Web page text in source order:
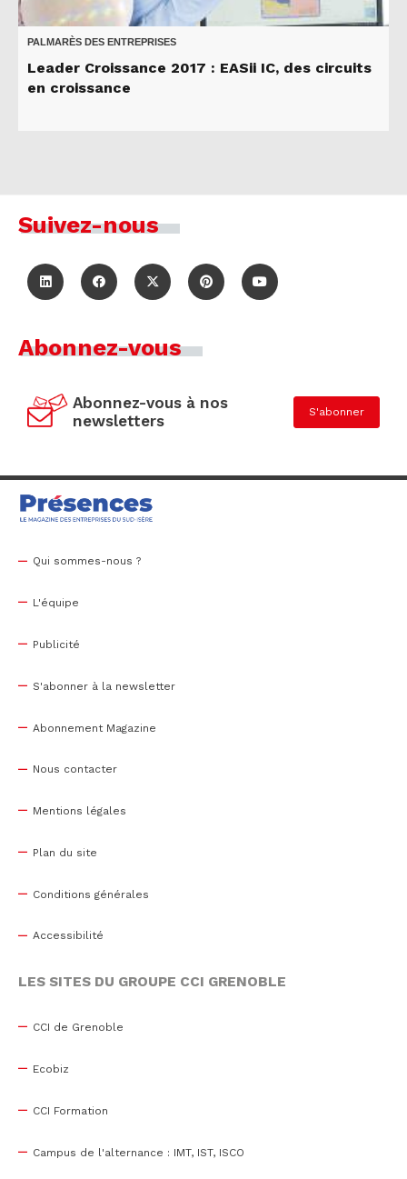
PALMARÈS DES ENTREPRISES
Leader Croissance 2017 : EASii IC, des circuits
en croissance
Suivez-nous
Abonnez-vous
Abonnez-vous à nos
newsletters
S'abonner
Qui sommes-nous ?
L'équipe
Publicité
S'abonner à la newsletter
Abonnement Magazine
Nous contacter
Mentions légales
Plan du site
Conditions générales
Accessibilité
LES SITES DU GROUPE CCI GRENOBLE
CCI de Grenoble
Ecobiz
CCI Formation
Campus de l'alternance : IMT, IST, ISCO